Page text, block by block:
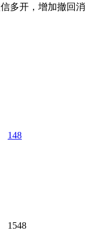
多开，增加撤回消
148
1548